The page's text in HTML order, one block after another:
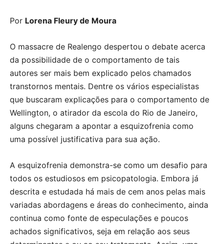
Por Lorena Fleury de Moura
O massacre de Realengo despertou o debate acerca
da possibilidade de o comportamento de tais
autores ser mais bem explicado pelos chamados
transtornos mentais. Dentre os vários especialistas
que buscaram explicações para o comportamento de
Wellington, o atirador da escola do Rio de Janeiro,
alguns chegaram a apontar a esquizofrenia como
uma possível justificativa para sua ação.
A esquizofrenia demonstra-se como um desafio para
todos os estudiosos em psicopatologia. Embora já
descrita e estudada há mais de cem anos pelas mais
variadas abordagens e áreas do conhecimento, ainda
continua como fonte de especulações e poucos
achados significativos, seja em relação aos seus